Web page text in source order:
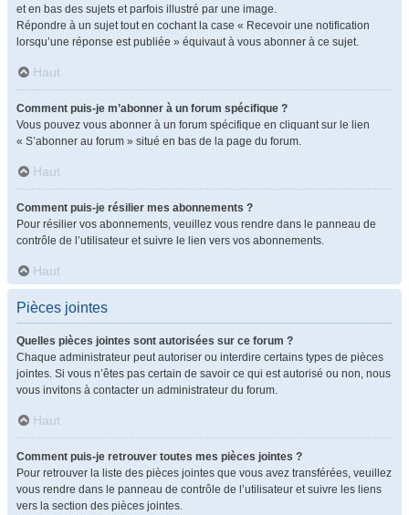
et en bas des sujets et parfois illustré par une image.
Répondre à un sujet tout en cochant la case « Recevoir une notification
lorsqu’une réponse est publiée » équivaut à vous abonner à ce sujet.
Haut
Comment puis-je m’abonner à un forum spécifique ?
Vous pouvez vous abonner à un forum spécifique en cliquant sur le lien
« S’abonner au forum » situé en bas de la page du forum.
Haut
Comment puis-je résilier mes abonnements ?
Pour résilier vos abonnements, veuillez vous rendre dans le panneau de
contrôle de l’utilisateur et suivre le lien vers vos abonnements.
Haut
Pièces jointes
Quelles pièces jointes sont autorisées sur ce forum ?
Chaque administrateur peut autoriser ou interdire certains types de pièces
jointes. Si vous n’êtes pas certain de savoir ce qui est autorisé ou non, nous
vous invitons à contacter un administrateur du forum.
Haut
Comment puis-je retrouver toutes mes pièces jointes ?
Pour retrouver la liste des pièces jointes que vous avez transférées, veuillez
vous rendre dans le panneau de contrôle de l’utilisateur et suivre les liens
vers la section des pièces jointes.